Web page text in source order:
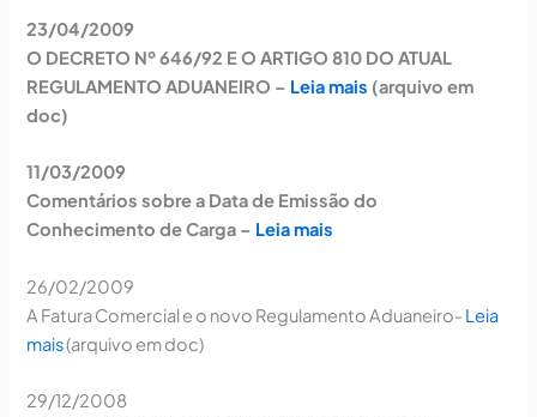
23/04/2009
O DECRETO Nº 646/92 E O ARTIGO 810 DO ATUAL
REGULAMENTO ADUANEIRO – Leia mais (arquivo em
doc)
11/03/2009
Comentários sobre a Data de Emissão do
Conhecimento de Carga – Leia mais
26/02/2009
A Fatura Comercial e o novo Regulamento Aduaneiro- Leia
mais(arquivo em doc)
29/12/2008